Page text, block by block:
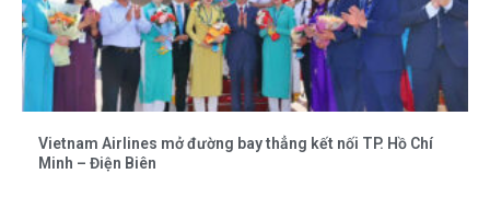
Vietnam Airlines mở đường bay thẳng kết nối TP. Hồ Chí
Minh – Điện Biên